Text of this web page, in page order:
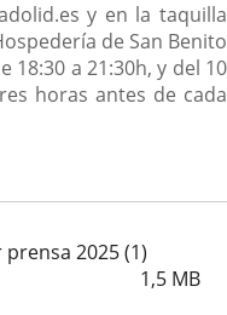
y en la taquilla
de San Benito
18:30 a 21:30h, y del 10
horas antes de cada
2025 (1)
1,5 MB